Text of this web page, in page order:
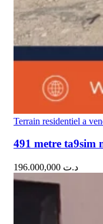
Terrain residentiel a
491 metre
د.ت